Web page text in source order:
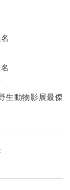
生動物影展最傑